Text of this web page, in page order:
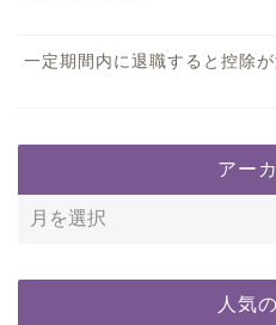
一定期間内に退職すると控除が
アー
人気